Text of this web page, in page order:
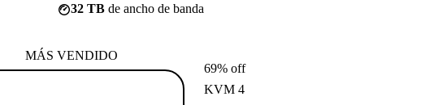
32 TB de ancho de banda
MÁS VENDIDO
69% off
KVM 4